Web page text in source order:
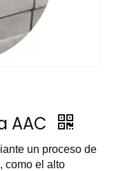
AAC
un proceso de
como el alto